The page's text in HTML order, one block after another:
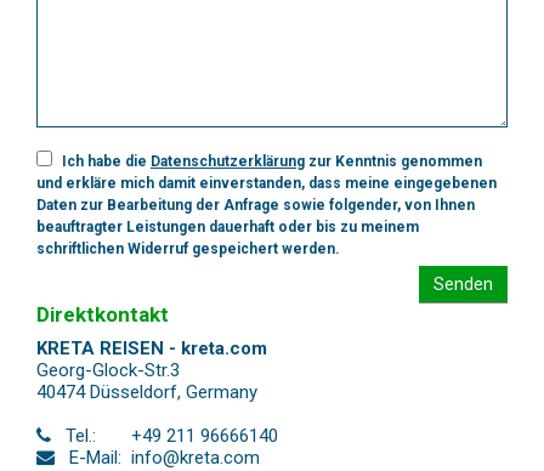
Ich habe die Datenschutzerklärung zur Kenntnis genommen
und erkläre mich damit einverstanden, dass meine eingegebenen
Daten zur Bearbeitung der Anfrage sowie folgender, von Ihnen
beauftragter Leistungen dauerhaft oder bis zu meinem
schriftlichen Widerruf gespeichert werden.
Senden
Direktkontakt
KRETA REISEN - kreta.com
Georg-Glock-Str.3
40474 Düsseldorf, Germany
Tel.:
+49 211 96666140
E-Mail: info@kreta.com